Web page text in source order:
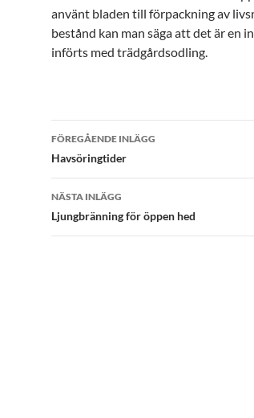
använt bladen till förpackning av
bestånd kan man säga att det är en
införts med trädgårdsodling.
Inläggsnavigering
FÖREGÅENDE INLÄGG
Havsöringtider
NÄSTA INLÄGG
Ljungbränning för öppen hed